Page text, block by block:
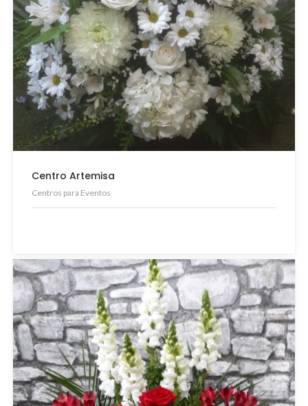
Centro Artemisa
Centros para Eventos